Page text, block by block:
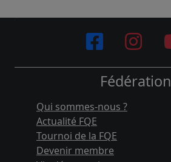
Fédération
Qui sommes-nous ?
Actualité FQE
Tournoi de la FQE
Devenir membre